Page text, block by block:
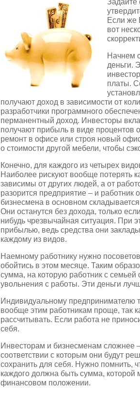
Задайте
Если же
вот
Начнем
деньги.
платы.
получают доход в зависимости от
разработчики программного
перманентный доход. Инвесторы
получают прибыль в виде процентов
ремонт в офисе или строя новый
о стоимости другой мебели, чтобы
Конечно, для каждого из четырех
Наиболее рискуют вообще потерять
зависимы от других людей, а от
разорится предприятие – и работник
бизнесмена в основном
Они останутся без дохода, только
нибудь чрезвычайная ситуация. При
прибылью, ведь средства они
каждому из видов.
Наемному работнику нужно
обойтись в этом месяце. Таким
сумма, на которую работник с
увольнения с работы. Эти деньги
Индивидуальному предпринимателю
вообще этим работникам проще, так
рассчитывать. Если работа не
себя.
Инвесторам и бизнесменам сложнее
соответствии с которым они будут
сохранить для себя. Нужно помнить,
каждого должна быть сумма,
финансовом положении.